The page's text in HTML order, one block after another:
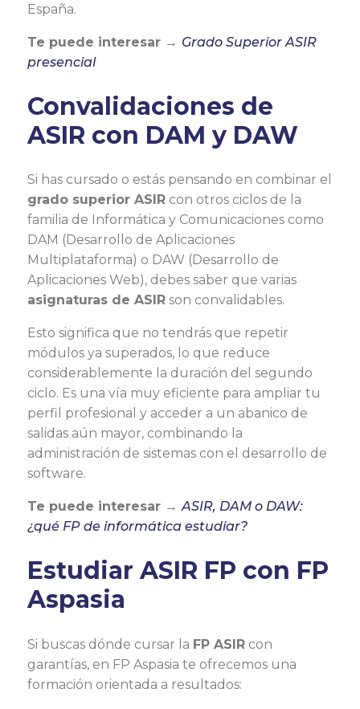
España.
Te puede interesar → Grado Superior ASIR
presencial
Convalidaciones de
ASIR con DAM y DAW
Si has cursado o estás pensando en combinar el
grado superior ASIR con otros ciclos de la
familia de Informática y Comunicaciones como
DAM (Desarrollo de Aplicaciones
Multiplataforma) o DAW (Desarrollo de
Aplicaciones Web), debes saber que varias
asignaturas de ASIR son convalidables.
Esto significa que no tendrás que repetir
módulos ya superados, lo que reduce
considerablemente la duración del segundo
ciclo. Es una vía muy eficiente para ampliar tu
perfil profesional y acceder a un abanico de
salidas aún mayor, combinando la
administración de sistemas con el desarrollo de
software.
Te puede interesar →ASIR, DAM o DAW:
¿qué FP de informática estudiar?
Estudiar ASIR FP con FP
Aspasia
Si buscas dónde cursar la FP ASIR con
garantías, en FP Aspasia te ofrecemos una
formación orientada a resultados: